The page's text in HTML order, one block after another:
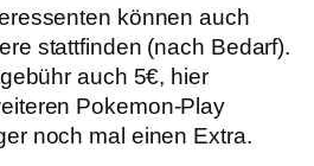
können auch
stattfinden (nach Bedarf).
auch 5€, hier
Pokemon-Play
noch mal einen Extra.